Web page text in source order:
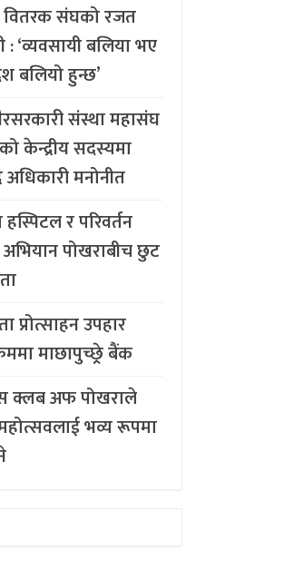
संघको रजत
: ‘व्यवसायी बलिया भए
बलियो हुन्छ’
संस्था महासंघ
केन्द्रीय सदस्यमा
अधिकारी मनोनीत
हस्पिटल र परिवर्तन
पोखराबीच छुट
प्रोत्साहन उपहार
माछापुच्छ्र्रे बैंक
क्लब अफ पोखराले
भव्य रूपमा